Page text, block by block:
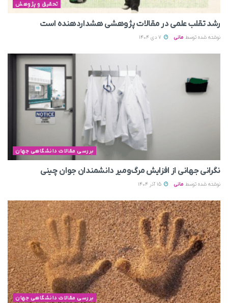
تحقیق و پژوهش
رشد تقلب علمی در مقالات پژوهشی هشداردهنده است
نوشته شده توسط مانی
بررسی مقالات دانشگاهی جهان
نگرانی جهانی از افزایش مرگ‌ومیر دانشمندان جوان چینی
نوشته شده توسط مانی
بررسی مقالات دانشگاهی جهان